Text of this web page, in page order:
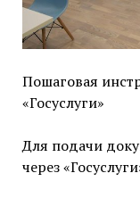
Пошаговая
«Госуслуги»
Для подачи
через